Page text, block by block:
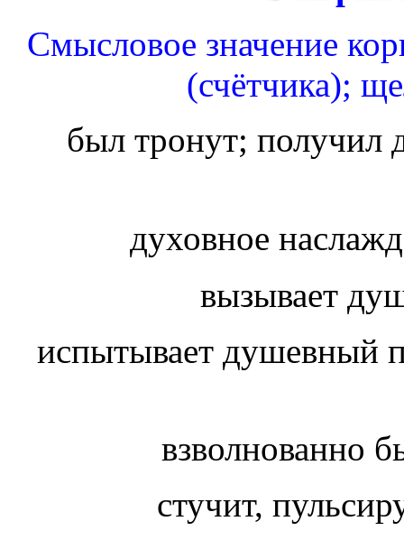
Смысловое значение
(счётчика);
был тронут; получил
духовное
вызывает
испытывает душевный
взволнованно
стучит,